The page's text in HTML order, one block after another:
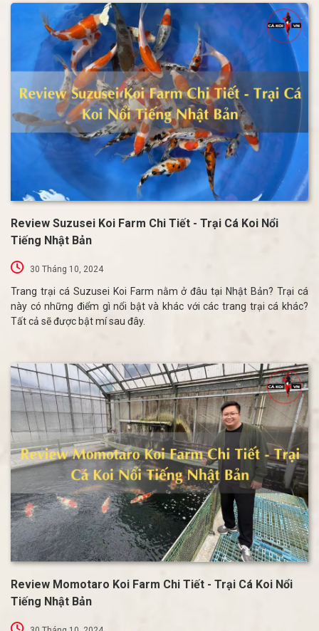
Review Suzusei Koi Farm Chi Tiết - Trại Cá Koi Nổi
Tiếng Nhật Bản
30 Tháng 10, 2024
Trang trại cá Suzusei Koi Farm nằm ở đâu tại Nhật Bản? Trại cá
này có những điểm gì nổi bật và khác với các trang trại cá khác?
Tất cả sẽ được bật mí sau đây.
Review Momotaro Koi Farm Chi Tiết - Trại Cá Koi Nổi
Tiếng Nhật Bản